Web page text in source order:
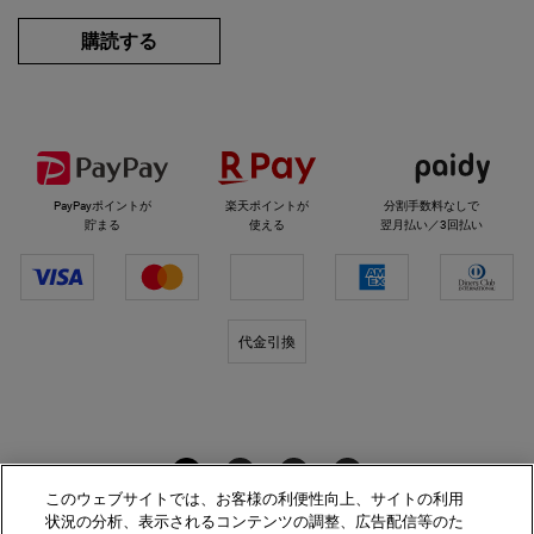
購読する
PayPayポイントが
貯まる
楽天ポイントが
使える
分割手数料なしで
翌月払い／3回払い
代金引換
このウェブサイトでは、お客様の利便性向上、サイトの利用
状況の分析、表示されるコンテンツの調整、広告配信等のた